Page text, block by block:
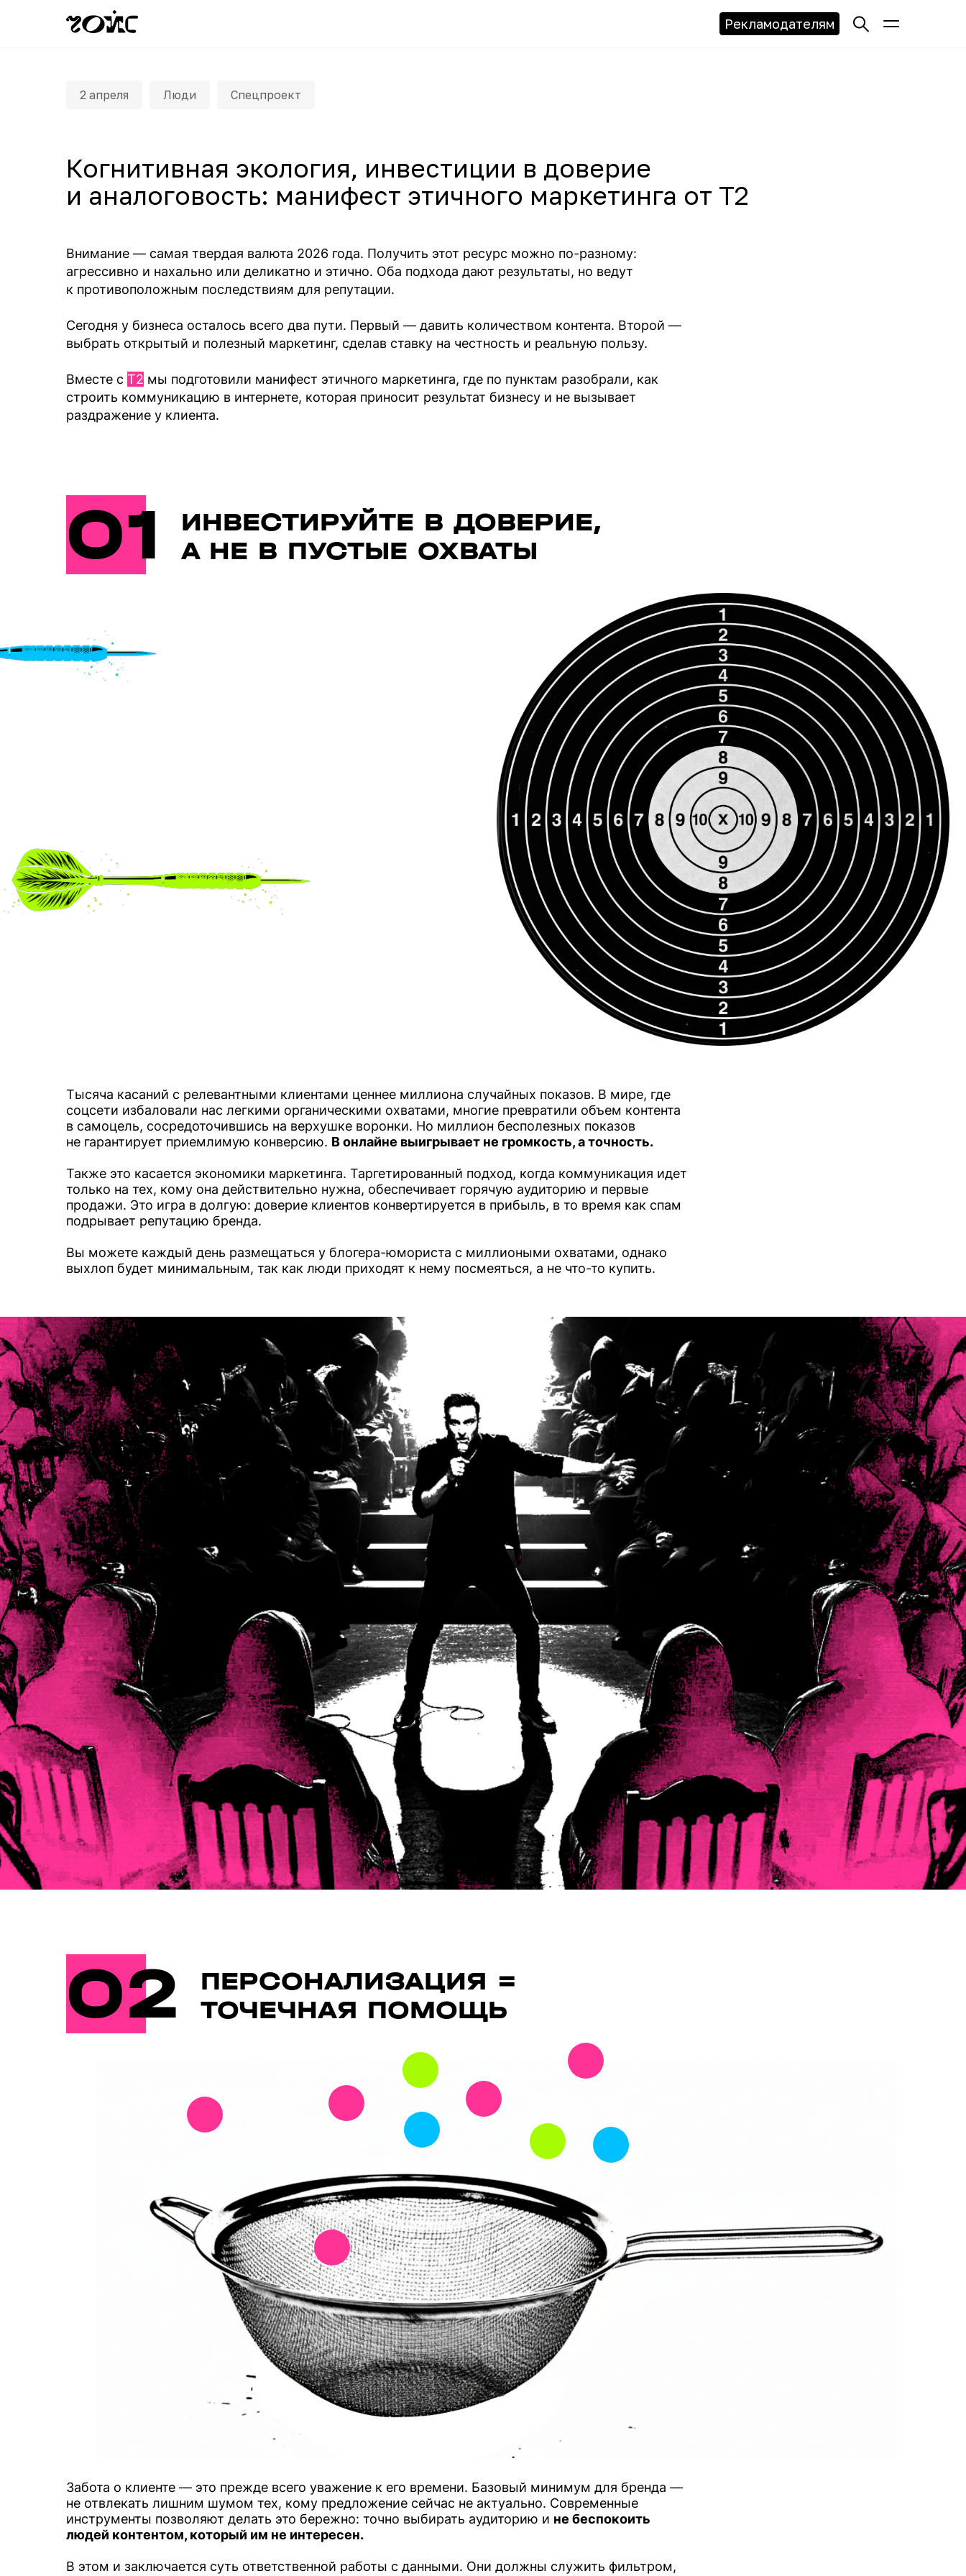
Рекламодателям
2 апреля Люди Спецпроект
Когнитивная экология, инвестиции в доверие
и аналоговость: манифест этичного маркетинга от Т2
Внимание — самая твердая валюта 2026 года. Получить этот ресурс можно по-разному:
агрессивно и нахально или деликатно и этично. Оба подхода дают результаты, но ведут
к противоположным последствиям для репутации.
Сегодня у бизнеса осталось всего два пути. Первый — давить количеством контента. Второй —
выбрать открытый и полезный маркетинг, сделав ставку на честность и реальную пользу.
Вместе с T2 мы подготовили манифест этичного маркетинга, где по пунктам разобрали, как
строить коммуникацию в интернете, которая приносит результат бизнесу и не вызывает
раздражение у клиента.
ИНВЕСТИРУЙТЕ В ДОВЕРИЕ,
А НЕ В ПУСТЫЕ ОХВАТЫ
01
Тысяча касаний с релевантными клиентами ценнее миллиона случайных показов. В мире, где
соцсети избаловали нас легкими органическими охватами, многие превратили объем контента
в самоцель, сосредоточившись на верхушке воронки. Но миллион бесполезных показов
не гарантирует приемлимую конверсию. В онлайне выигрывает не громкость, а точность.
Также это касается экономики маркетинга. Таргетированный подход, когда коммуникация идет
только на тех, кому она действительно нужна, обеспечивает горячую аудиторию и первые
продажи. Это игра в долгую: доверие клиентов конвертируется в прибыль, в то время как спам
подрывает репутацию бренда.
Вы можете каждый день размещаться у блогера-юмориста с миллиоными охватами, однако
выхлоп будет минимальным, так как люди приходят к нему посмеяться, а не что-то купить.
ПЕРСОНАЛИЗАЦИЯ =
ТОЧЕЧНАЯ ПОМОЩЬ
02
Забота о клиенте — это прежде всего уважение к его времени. Базовый минимум для бренда —
не отвлекать лишним шумом тех, кому предложение сейчас не актуально. Современные
инструменты позволяют делать это бережно: точно выбирать аудиторию и не беспокоить
людей контентом, который им не интересен.
В этом и заключается суть ответственной работы с данными. Они должны служить фильтром,